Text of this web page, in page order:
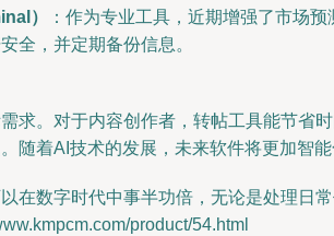
）
：作为专业工具，近期增强了市场
全，并定期备份信息。
求。对于内容创作者，转帖工具能节省
随着AI技术的发展，未来软件将更加智
在数字时代中事半功倍，无论是处理日
product/54.html